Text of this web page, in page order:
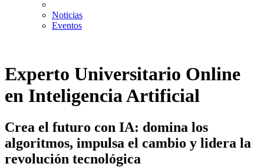
Noticias
Eventos
Experto Universitario Online
en Inteligencia Artificial
Crea el futuro con IA: domina los
algoritmos, impulsa el cambio y lidera la
revolución tecnológica